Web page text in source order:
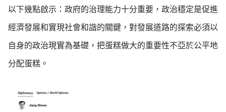
以下幾點啟示：政府的治理能力十分重要，政治穩定是促進
經濟發展和實現社會和諧的關鍵，對發展道路的探索必須以
自身的政治現實為基礎，把蛋糕做大的重要性不亞於公平地
分配蛋糕。